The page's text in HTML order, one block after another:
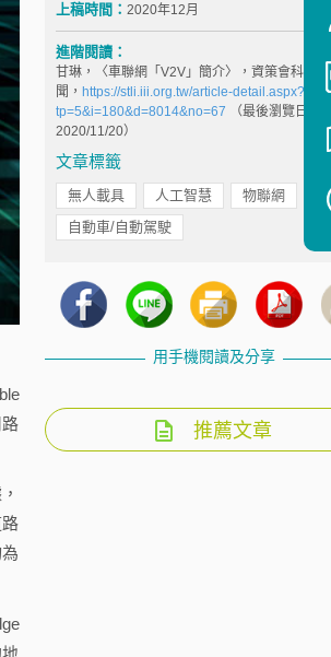
上稿時間： 2020年12月
進階閱讀：
甘琳，〈車聯網「V2V」簡介〉，資策會科法所
聞， https://stli.iii.org.tw/article-detail.aspx?
tp=5&i=180&d=8014&no=67 （最後瀏覽日：
2020/11/20）
文章標籤
無人載具 人工智慧
物聯網
自動車/自動駕駛
用手機閱讀及分享
推薦文章